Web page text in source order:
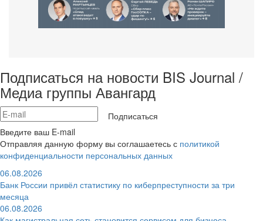
Подписаться на новости BIS Journal /
Медиа группы Авангард
Подписаться
Введите ваш E-mail
Отправляя данную форму вы соглашаетесь с политикой
конфиденциальности персональных данных
06.08.2026
Банк России привёл статистику по киберпреступности за три
месяца
06.08.2026